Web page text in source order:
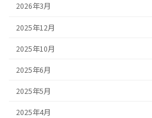
2026年3月
2025年12月
2025年10月
2025年6月
2025年5月
2025年4月